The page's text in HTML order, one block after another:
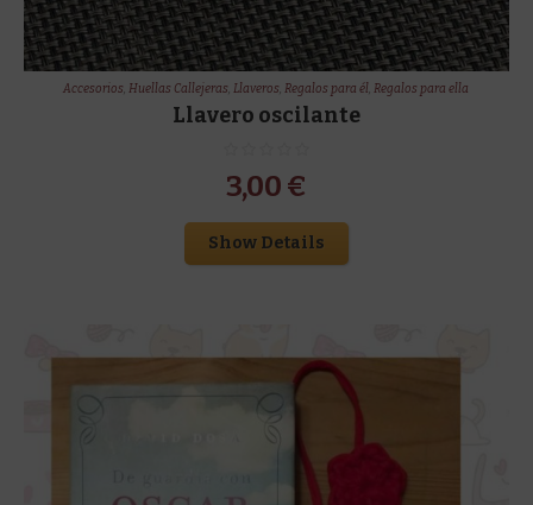
Accesorios,Huellas Callejeras,Llaveros,Regalos para él,Regalos para ella
Llavero oscilante
3,00 €
Show Details